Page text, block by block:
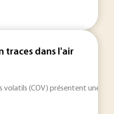
traces dans l'air
volatils (COV) présentent une